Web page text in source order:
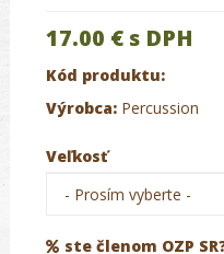
17.00 € s DPH
Kód produktu:
Výrobca: Percussion
Veľkosť
ste členom OZP